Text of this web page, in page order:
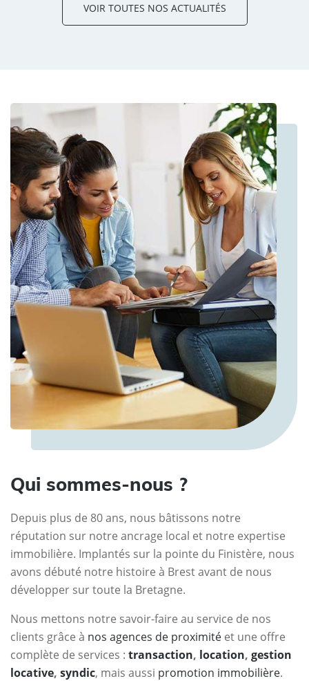
VOIR TOUTES NOS ACTUALITÉS
Qui sommes-nous ?
Depuis plus de 80 ans, nous bâtissons notre
réputation sur notre ancrage local et notre expertise
immobilière. Implantés sur la pointe du Finistère, nous
avons débuté notre histoire à Brest avant de nous
développer sur toute la Bretagne.
Nous mettons notre savoir-faire au service de nos
clients grâce à nos agences de proximité et une offre
complète de services : transaction, location, gestion
locative, syndic, mais aussi promotion immobilière.